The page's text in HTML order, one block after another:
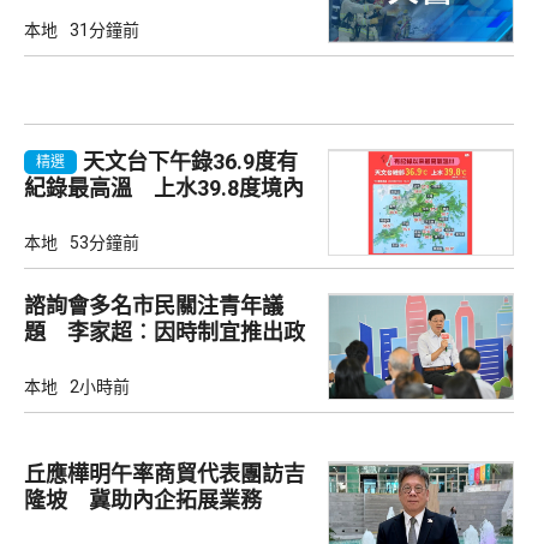
本地 31分鐘前
精選
天文台下午錄36.9度有
紀錄最高溫 上水39.8度境內
本地 53分鐘前
諮詢會多名市民關注青年議
題 李家超︰因時制宜推出政
本地 2小時前
丘應樺明午率商貿代表團訪吉
隆坡 冀助內企拓展業務